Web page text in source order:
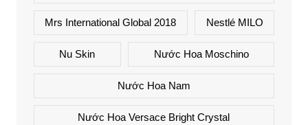
Mrs International Global 2018 Nestlé MILO
Nu Skin Nước Hoa Moschino
Nước Hoa Nam
Nước Hoa Versace Bright Crystal